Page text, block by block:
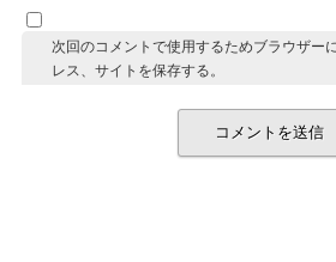
次回のコメントで使用するためブラウザー
レス、サイトを保存する。